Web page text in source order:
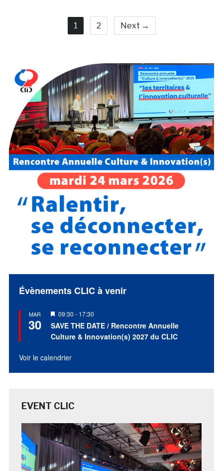
1 2 Next →
Évènements CLIC à venir
MAR
30
Mis
en
avant
09:30 - 17:30
SAVE THE DATE / Rencontre Annuelle
Culture & Innovation(s) 2027 du CLIC
Voir le calendrier
EVENT CLIC